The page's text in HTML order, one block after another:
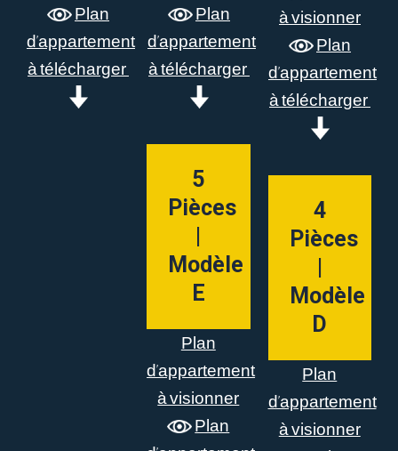
à visionner
Plan
d’appartement
à télécharger
Plan
d’appartement
à télécharger
Plan
d’appartement
à télécharger
4
Pièces
Modèle
D
Plan
d’appartement
à visionner
5
Pièces
Modèle
E
Plan
d’appartement
à visionner
Plan